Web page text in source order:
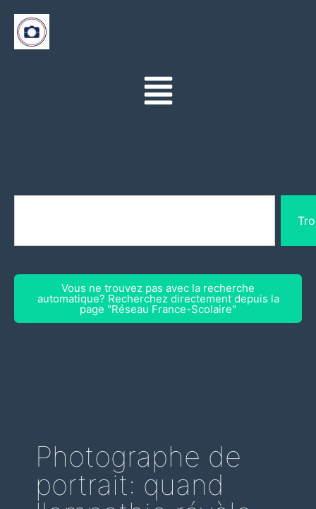
Vous ne trouvez pas avec la recherche
automatique? Recherchez directement depuis la
page "Réseau France-Scolaire"
Photographe de
portrait: quand